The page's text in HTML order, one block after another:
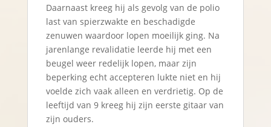
Daarnaast kreeg hij als gevolg van de polio
last van spierzwakte en beschadigde
zenuwen waardoor lopen moeilijk ging. Na
jarenlange revalidatie leerde hij met een
beugel weer redelijk lopen, maar zijn
beperking echt accepteren lukte niet en hij
voelde zich vaak alleen en verdrietig. Op de
leeftijd van 9 kreeg hij zijn eerste gitaar van
zijn ouders.